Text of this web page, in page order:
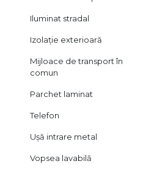
Iluminat stradal
Izolație exterioară
Mijloace de transport în
comun
Parchet laminat
Telefon
Ușă intrare metal
Vopsea lavabilă